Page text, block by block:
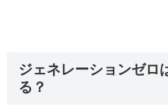
ジェネレーションゼロ
る？